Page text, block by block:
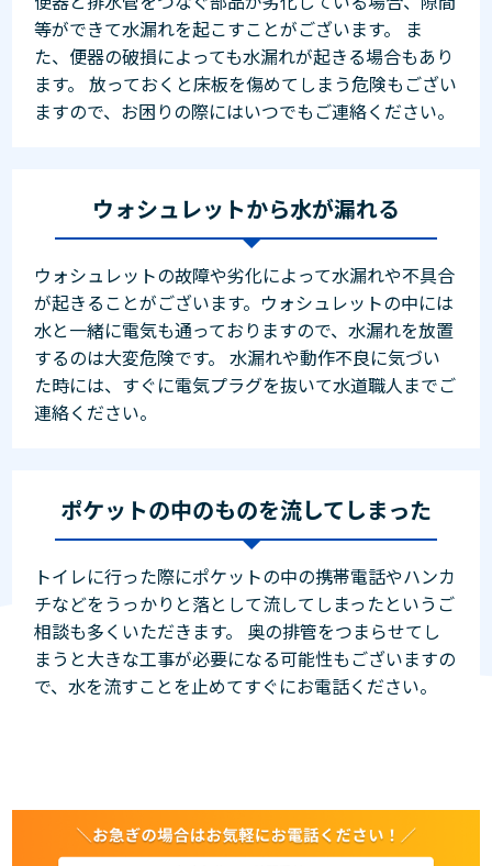
等ができて水漏れを起こすことがございます。 ま
た、便器の破損によっても水漏れが起きる場合もあり
ます。 放っておくと床板を傷めてしまう危険もござい
ますので、お困りの際にはいつでもご連絡ください。
ウォシュレットから水が漏れる
ウォシュレットの故障や劣化によって水漏れや不具合
が起きることがございます。ウォシュレットの中には
水と一緒に電気も通っておりますので、水漏れを放置
するのは大変危険です。 水漏れや動作不良に気づい
た時には、すぐに電気プラグを抜いて水道職人までご
連絡ください。
ポケットの中のものを流してしまった
トイレに行った際にポケットの中の携帯電話やハンカ
チなどをうっかりと落として流してしまったというご
相談も多くいただきます。 奥の排管をつまらせてし
まうと大きな工事が必要になる可能性もございますの
で、水を流すことを止めてすぐにお電話ください。